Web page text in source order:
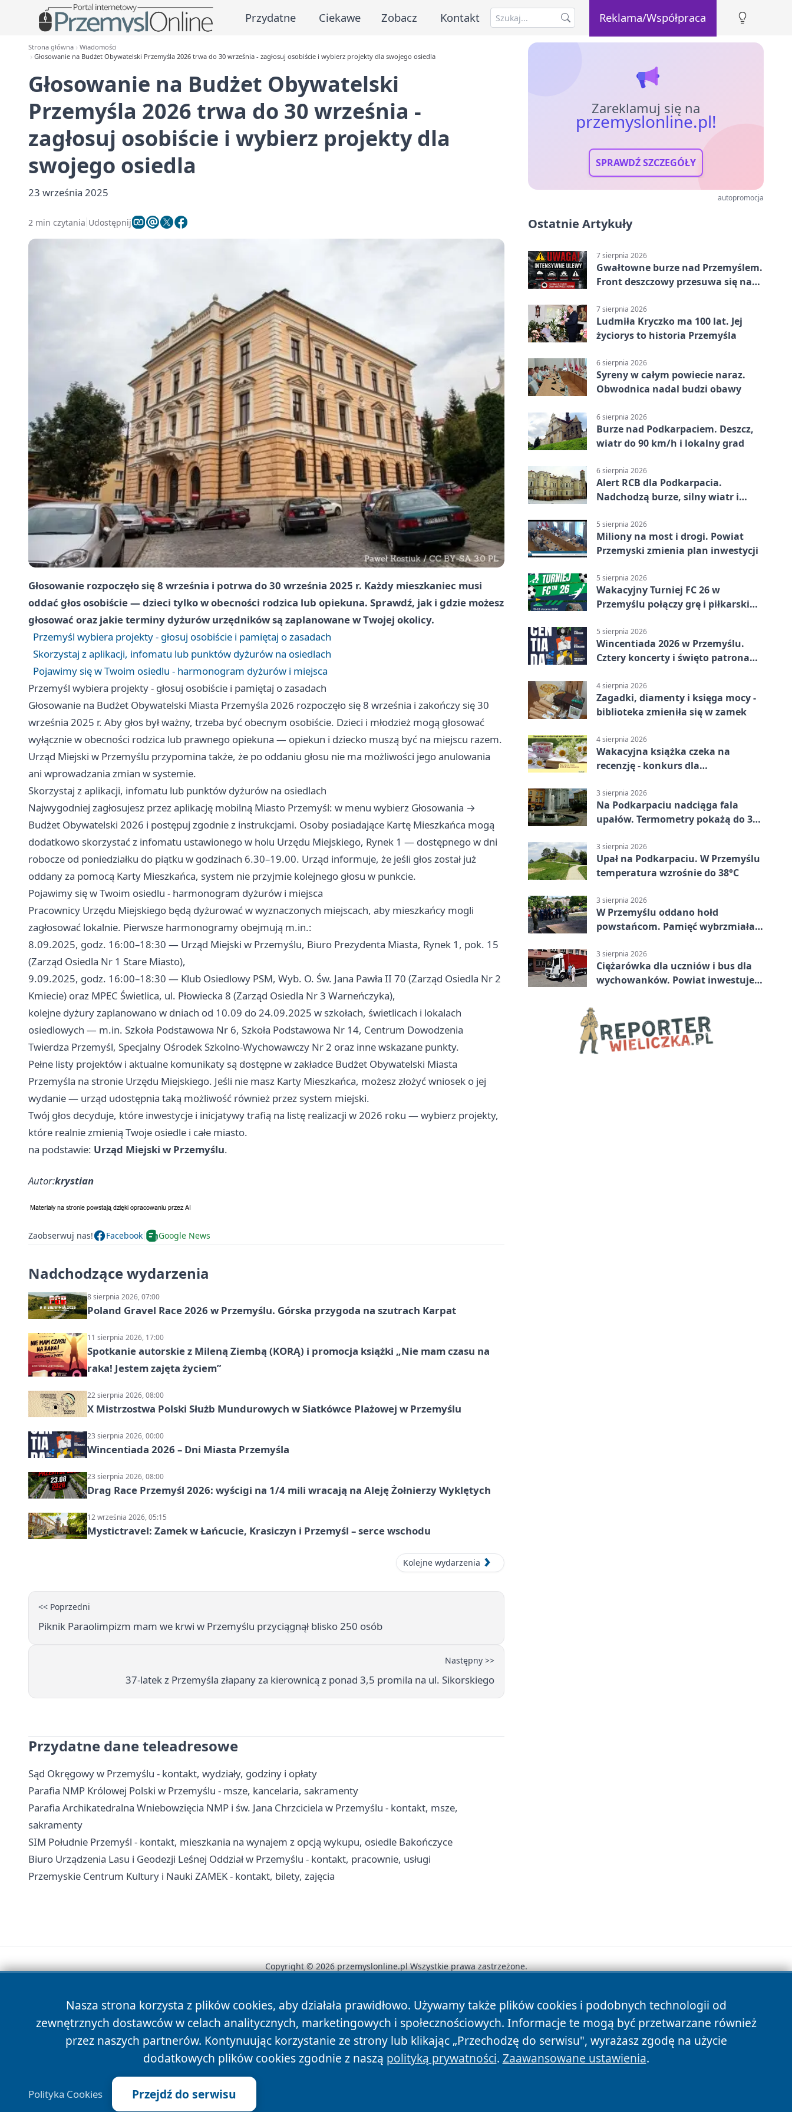
Przydatne Ciekawe Zobacz Kontakt Reklama/Współpraca
Strona główna
Wiadomości
Głosowanie na Budżet Obywatelski Przemyśla 2026 trwa do 30 września - zagłosuj osobiście i wybierz projekty dla swojego osiedla
Głosowanie na Budżet Obywatelski
Przemyśla 2026 trwa do 30 września -
zagłosuj osobiście i wybierz projekty dla
swojego osiedla
23 września 2025
2 min czytania Udostępnij
Głosowanie rozpoczęło się 8 września i potrwa do 30 września 2025 r. Każdy mieszkaniec musi
oddać głos osobiście — dzieci tylko w obecności rodzica lub opiekuna. Sprawdź, jak i gdzie możesz
głosować oraz jakie terminy dyżurów urzędników są zaplanowane w Twojej okolicy.
Przemyśl wybiera projekty - głosuj osobiście i pamiętaj o zasadach
Skorzystaj z aplikacji, infomatu lub punktów dyżurów na osiedlach
Pojawimy się w Twoim osiedlu - harmonogram dyżurów i miejsca
Przemyśl wybiera projekty - głosuj osobiście i pamiętaj o zasadach
Głosowanie na Budżet Obywatelski Miasta Przemyśla 2026 rozpoczęło się 8 września i zakończy się 30
września 2025 r. Aby głos był ważny, trzeba być obecnym osobiście. Dzieci i młodzież mogą głosować
wyłącznie w obecności rodzica lub prawnego opiekuna — opiekun i dziecko muszą być na miejscu razem.
Urząd Miejski w Przemyślu przypomina także, że po oddaniu głosu nie ma możliwości jego anulowania
ani wprowadzania zmian w systemie.
Skorzystaj z aplikacji, infomatu lub punktów dyżurów na osiedlach
Najwygodniej zagłosujesz przez aplikację mobilną Miasto Przemyśl: w menu wybierz Głosowania →
Budżet Obywatelski 2026 i postępuj zgodnie z instrukcjami. Osoby posiadające Kartę Mieszkańca mogą
dodatkowo skorzystać z infomatu ustawionego w holu Urzędu Miejskiego, Rynek 1 — dostępnego w dni
robocze od poniedziałku do piątku w godzinach 6.30–19.00. Urząd informuje, że jeśli głos został już
oddany za pomocą Karty Mieszkańca, system nie przyjmie kolejnego głosu w punkcie.
Pojawimy się w Twoim osiedlu - harmonogram dyżurów i miejsca
Pracownicy Urzędu Miejskiego będą dyżurować w wyznaczonych miejscach, aby mieszkańcy mogli
zagłosować lokalnie. Pierwsze harmonogramy obejmują m.in.:
8.09.2025, godz. 16:00–18:30 — Urząd Miejski w Przemyślu, Biuro Prezydenta Miasta, Rynek 1, pok. 15
(Zarząd Osiedla Nr 1 Stare Miasto),
9.09.2025, godz. 16:00–18:30 — Klub Osiedlowy PSM, Wyb. O. Św. Jana Pawła II 70 (Zarząd Osiedla Nr 2
Kmiecie) oraz MPEC Świetlica, ul. Płowiecka 8 (Zarząd Osiedla Nr 3 Warneńczyka),
kolejne dyżury zaplanowano w dniach od 10.09 do 24.09.2025 w szkołach, świetlicach i lokalach
osiedlowych — m.in. Szkoła Podstawowa Nr 6, Szkoła Podstawowa Nr 14, Centrum Dowodzenia
Twierdza Przemyśl, Specjalny Ośrodek Szkolno-Wychowawczy Nr 2 oraz inne wskazane punkty.
Pełne listy projektów i aktualne komunikaty są dostępne w zakładce Budżet Obywatelski Miasta
Przemyśla na stronie Urzędu Miejskiego. Jeśli nie masz Karty Mieszkańca, możesz złożyć wniosek o jej
wydanie — urząd udostępnia taką możliwość również przez system miejski.
Twój głos decyduje, które inwestycje i inicjatywy trafią na listę realizacji w 2026 roku — wybierz projekty,
które realnie zmienią Twoje osiedle i całe miasto.
na podstawie: Urząd Miejski w Przemyślu.
Autor:krystian
Zaobserwuj nas! Facebook Google News
Nadchodzące wydarzenia
8 sierpnia 2026, 07:00
Poland Gravel Race 2026 w Przemyślu. Górska przygoda na szutrach Karpat
11 sierpnia 2026, 17:00
Spotkanie autorskie z Mileną Ziembą (KORĄ) i promocja książki „Nie mam czasu na
raka! Jestem zajęta życiem”
22 sierpnia 2026, 08:00
X Mistrzostwa Polski Służb Mundurowych w Siatkówce Plażowej w Przemyślu
23 sierpnia 2026, 00:00
Wincentiada 2026 – Dni Miasta Przemyśla
23 sierpnia 2026, 08:00
Drag Race Przemyśl 2026: wyścigi na 1/4 mili wracają na Aleję Żołnierzy Wyklętych
12 września 2026, 05:15
Mystictravel: Zamek w Łańcucie, Krasiczyn i Przemyśl – serce wschodu
Kolejne wydarzenia
<< Poprzedni
Piknik Paraolimpizm mam we krwi w Przemyślu przyciągnął blisko 250 osób
Następny >>
37-latek z Przemyśla złapany za kierownicą z ponad 3,5 promila na ul. Sikorskiego
Przydatne dane teleadresowe
Sąd Okręgowy w Przemyślu - kontakt, wydziały, godziny i opłaty
Parafia NMP Królowej Polski w Przemyślu - msze, kancelaria, sakramenty
Parafia Archikatedralna Wniebowzięcia NMP i św. Jana Chrzciciela w Przemyślu - kontakt, msze,
sakramenty
SIM Południe Przemyśl - kontakt, mieszkania na wynajem z opcją wykupu, osiedle Bakończyce
Biuro Urządzenia Lasu i Geodezji Leśnej Oddział w Przemyślu - kontakt, pracownie, usługi
Przemyskie Centrum Kultury i Nauki ZAMEK - kontakt, bilety, zajęcia
Zareklamuj się na
przemyslonline.pl!
SPRAWDŹ SZCZEGÓŁY
autopromocja
Ostatnie Artykuły
7 sierpnia 2026
Gwałtowne burze nad Przemyślem.
Front deszczowy przesuwa się na
7 sierpnia 2026
Ludmiła Kryczko ma 100 lat. Jej
życiorys to historia Przemyśla
6 sierpnia 2026
Syreny w całym powiecie naraz.
Obwodnica nadal budzi obawy
6 sierpnia 2026
Burze nad Podkarpaciem. Deszcz,
wiatr do 90 km/h i lokalny grad
6 sierpnia 2026
Alert RCB dla Podkarpacia.
Nadchodzą burze, silny wiatr i
5 sierpnia 2026
Miliony na most i drogi. Powiat
Przemyski zmienia plan inwestycji
5 sierpnia 2026
Wakacyjny Turniej FC 26 w
Przemyślu połączy grę i piłkarski
5 sierpnia 2026
Wincentiada 2026 w Przemyślu.
Cztery koncerty i święto patrona
4 sierpnia 2026
Zagadki, diamenty i księga mocy -
biblioteka zmieniła się w zamek
4 sierpnia 2026
Wakacyjna książka czeka na
recenzję - konkurs dla
3 sierpnia 2026
Na Podkarpaciu nadciąga fala
upałów. Termometry pokażą do 36
3 sierpnia 2026
Upał na Podkarpaciu. W Przemyślu
temperatura wzrośnie do 38°C
3 sierpnia 2026
W Przemyślu oddano hołd
powstańcom. Pamięć wybrzmiała
3 sierpnia 2026
Ciężarówka dla uczniów i bus dla
wychowanków. Powiat inwestuje
Nasza strona korzysta z plików cookies, aby działała prawidłowo. Używamy także plików cookies i podobnych technologii od
zewnętrznych dostawców w celach analitycznych, marketingowych i społecznościowych. Informacje te mogą być przetwarzane również
przez naszych partnerów. Kontynuując korzystanie ze strony lub klikając „Przechodzę do serwisu", wyrażasz zgodę na użycie
dodatkowych plików cookies zgodnie z naszą polityką prywatności. Zaawansowane ustawienia.
Polityka Cookies Przejdź do serwisu
Copyright © 2026 przemyslonline.pl Wszystkie prawa zastrzeżone.
News Autorzy Polityka Prywatności Polityka Cookies